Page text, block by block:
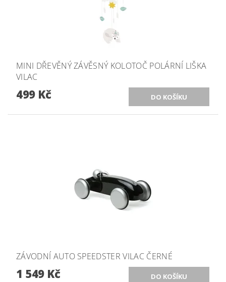
MINI DŘEVĚNÝ ZÁVĚSNÝ KOLOTOČ POLÁRNÍ LIŠKA
VILAC
499 Kč
ZÁVODNÍ AUTO SPEEDSTER VILAC ČERNÉ
1 549 Kč